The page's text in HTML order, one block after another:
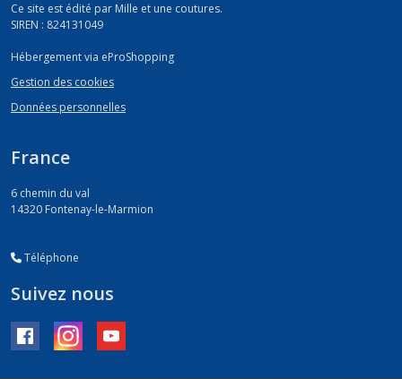
Ce site est édité par Mille et une coutures.
SIREN : 824131049
Hébergement via eProShopping
Gestion des cookies
Données personnelles
France
6 chemin du val
14320 Fontenay-le-Marmion
Téléphone
Suivez nous